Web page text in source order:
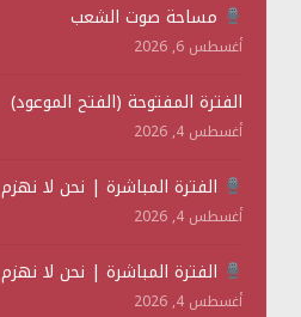
مساحة صوت الشعب
أغسطس 6, 2026
الفترة المفتوحة (الفتح الموعود)
أغسطس 4, 2026
الفترة المباشرة | نحن لا نهزم
أغسطس 4, 2026
الفترة المباشرة | نحن لا نهزم
أغسطس 4, 2026